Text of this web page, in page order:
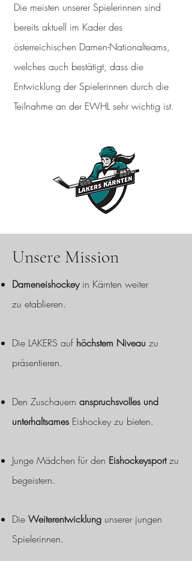
Die meisten unserer Spielerinnen sind
bereits aktuell im Kader des
österreichischen Damen-Nationalteams,
welches auch bestätigt, dass die
Entwicklung der Spielerinnen durch die
Teilnahme an der EWHL sehr wichtig ist.
Unsere Mission
Dameneishockeyin Kärnten weiter
zu etablieren.
Die LAKERS auf höchstem Niveau zu
präsentieren.
Den Zuschauern anspruchsvolles und
unterhaltsames Eishockey zu bieten.
Junge Mädchen für den Eishockeysportzu
begeistern.
Die Weiterentwicklung unserer jungen
Spielerinnen.